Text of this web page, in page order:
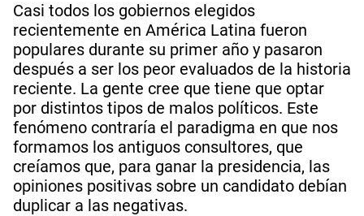
Casi todos los gobiernos elegidos
recientemente en América Latina fueron
populares durante su primer año y pasaron
después a ser los peor evaluados de la historia
reciente. La gente cree que tiene que optar
por distintos tipos de malos políticos. Este
fenómeno contraría el paradigma en que nos
formamos los antiguos consultores, que
creíamos que, para ganar la presidencia, las
opiniones positivas sobre un candidato debían
duplicar a las negativas.